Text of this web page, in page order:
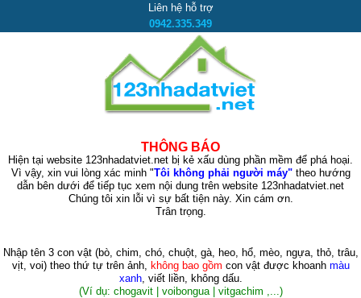
Liên hệ hỗ trợ
0942.335.349
THÔNG BÁO
Hiện tại website 123nhadatviet.net bị kẻ xấu dùng phần mềm để phá hoại.
Vì vậy, xin vui lòng xác minh "Tôi không phải người máy"theo hướng
dẫn bên dưới để tiếp tục xem nội dung trên website 123nhadatviet.net
Chúng tôi xin lỗi vì sự bất tiện này. Xin cám ơn.
Trân trọng.
Nhập tên 3 con vật (bò, chim, chó, chuột, gà, heo, hổ, mèo, ngựa, thỏ, trâu,
vịt, voi)theo thứ tự trên ảnh, không bao gồm con vật được khoanh màu
xanh, viết liền, không dấu.
(Ví dụ: chogavit | voibongua | vitgachim ,...)